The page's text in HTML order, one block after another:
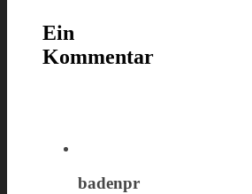
Ein
Kommentar
badenpr